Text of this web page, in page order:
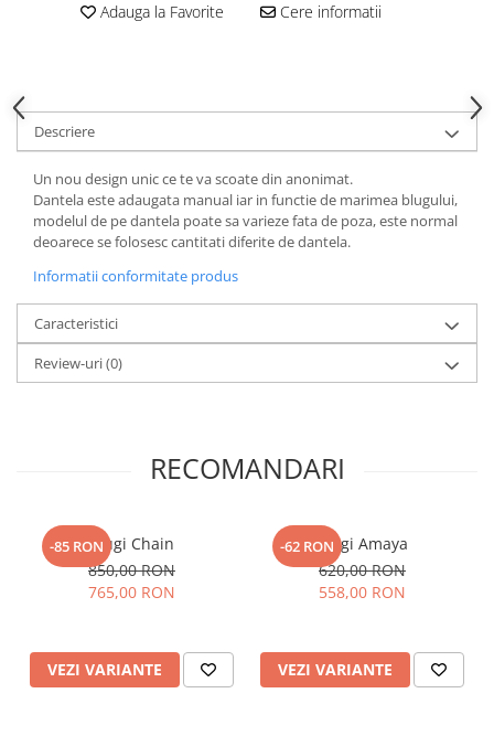
Adauga la Favorite Cere informatii
Descriere
Un nou design unic ce te va scoate din anonimat.
Dantela este adaugata manual iar in functie de marimea blugului,
modelul de pe dantela poate sa varieze fata de poza, este normal
deoarece se folosesc cantitati diferite de dantela.
Informatii conformitate produs
Caracteristici
Review-uri(0)
RECOMANDARI
-85 RONBlugi Chain
850,00 RON
765,00 RON
VEZI VARIANTE
-62 RONBlugi Amaya
620,00 RON
558,00 RON
VEZI VARIANTE